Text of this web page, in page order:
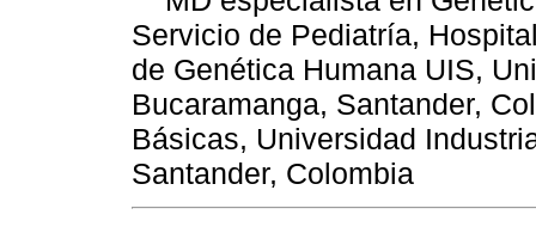
Servicio de Pediatría,
de Genética Humana UIS,
Bucaramanga, Santander,
Básicas, Universidad
Santander, Colombia